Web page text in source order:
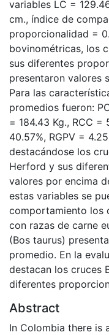
variables LC =
cm., índice de
proporcionalidad =
bovinométricas, los
sus diferentes
presentaron valores
Para las
promedios fueron:
= 184.43 Kg., RCC =
40.57%, RGPV =
destacándose los
Herford y sus
valores por encima
estas variables se
comportamiento los
con razas de carne
(Bos taurus)
promedio. En la
destacan los cruces
diferentes
Abstract
In Colombia there is